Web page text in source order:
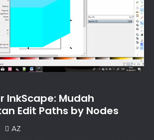
InkScape: Mudah
Edit Paths by Nodes
AZ